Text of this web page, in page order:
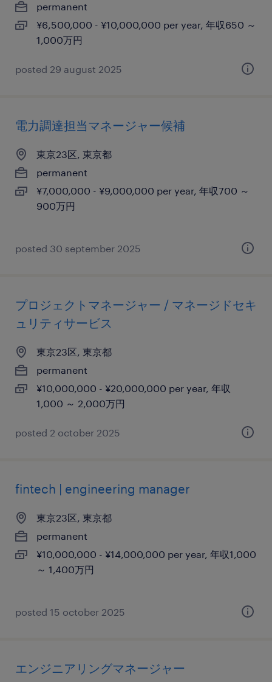
permanent
¥6,500,000 - ¥10,000,000 per year, 年収650 ～
1,000万円
posted 29 august 2025
電力調達担当マネージャー候補
東京23区, 東京都
permanent
¥7,000,000 - ¥9,000,000 per year, 年収700 ～
900万円
posted 30 september 2025
プロジェクトマネージャー / マネージドセキ
ュリティサービス
東京23区, 東京都
permanent
¥10,000,000 - ¥20,000,000 per year, 年収
1,000 ～ 2,000万円
posted 2 october 2025
fintech | engineering manager
東京23区, 東京都
permanent
¥10,000,000 - ¥14,000,000 per year, 年収1,000
～ 1,400万円
posted 15 october 2025
エンジニアリングマネージャー